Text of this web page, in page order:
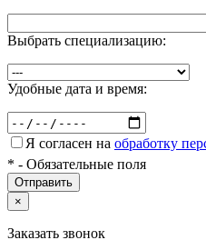
Выбрать специализацию:
Удобные дата и время:
Я согласен на обработку
* - Обязательные поля
×
Заказать звонок